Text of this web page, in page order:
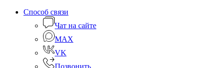
Способ связи
Чат на сайте
MAX
VK
Позвонить